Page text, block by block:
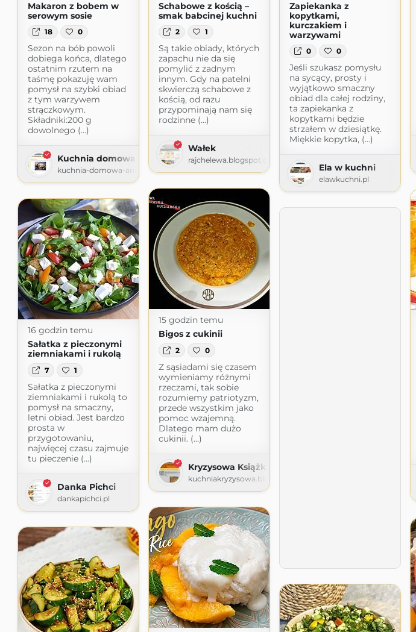
Makaron z bobem w
serowym sosie
18 0
Sezon na bób powoli
dobiega końca, dlatego
ostatnim rzutem na
taśmę pokazuję wam
pomysł na szybki obiad
z tym warzywem
strączkowym.
Składniki:200 g
dowolnego (...)
Kuchnia domowa Ani
kuchnia-domowa-ani.blogspot.com
Schabowe z kością –
smak babcinej kuchni
2 1
Są takie obiady, których
zapachu nie da się
pomylić z żadnym
innym. Gdy na patelni
skwierczą schabowe z
kością, od razu
przypominają nam się
rodzinne (...)
Wałek
rajchelewa.blogspot.com
Zapiekanka z
kopytkami,
kurczakiem i
warzywami
0 0
Jeśli szukasz pomysłu
na sycący, prosty i
wyjątkowo smaczny
obiad dla całej rodziny,
ta zapiekanka z
kopytkami będzie
strzałem w dziesiątkę.
Miękkie kopytka, (...)
Ela w kuchni
elawkuchni.pl
15 godzin temu
Bigos z cukinii
2 0
Z sąsiadami się czasem
wymieniamy różnymi
rzeczami, tak sobie
rozumiemy patriotyzm,
przede wszystkim jako
pomoc wzajemną.
Dlatego mam dużo
cukinii. (...)
Kryzysowa Książka Kucharska
kuchniakryzysowa.blogspot.com
16 godzin temu
Sałatka z pieczonymi
ziemniakami i rukolą
7 1
Sałatka z pieczonymi
ziemniakami i rukolą to
pomysł na smaczny,
letni obiad. Jest bardzo
prosta w
przygotowaniu,
najwięcej czasu zajmuje
tu pieczenie (...)
Danka Pichci
dankapichci.pl